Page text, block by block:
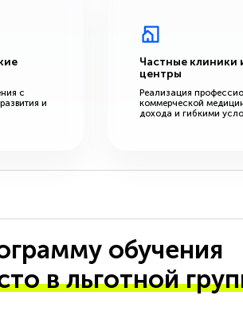
с
и
Частные клиники
центры
Реализация
коммерческой
дохода и гибкими
обучения
в льготной